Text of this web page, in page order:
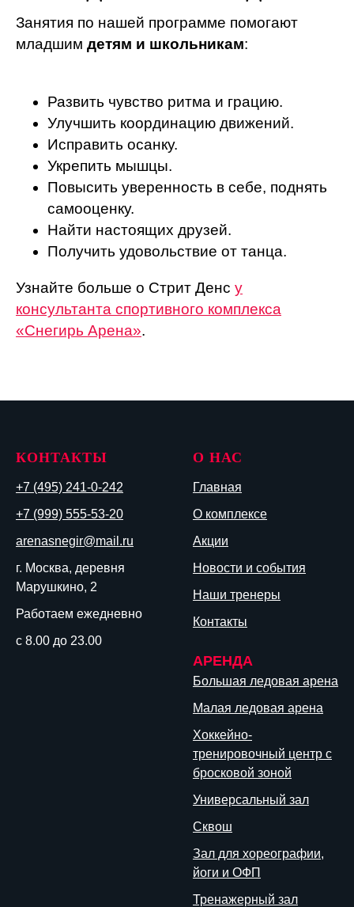
Занятия по нашей программе помогают
младшим детям и школьникам:
Развить чувство ритма и грацию.
Улучшить координацию движений.
Исправить осанку.
Укрепить мышцы.
Повысить уверенность в себе, поднять
самооценку.
Найти настоящих друзей.
Получить удовольствие от танца.
Узнайте больше о Стрит Денс у
консультанта спортивного комплекса
«Снегирь Арена».
КОНТАКТЫ
+7 (495) 241-0-242
+7 (999) 555-53-20
arenasnegir@mail.ru
г. Москва, деревня
Марушкино, 2
Работаем ежедневно
с 8.00 до 23.00
О НАС
Главная
О комплексе
Акции
Новости и события
Наши тренеры
Контакты
АРЕНДА
Большая ледовая арена
Малая ледовая арена
Хоккейно-
тренировочный центр с
бросковой зоной
Универсальный зал
Сквош
Зал для хореографии,
йоги и ОФП
Тренажерный зал